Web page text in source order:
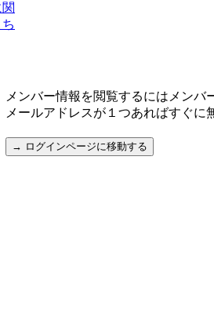
メンバー情報を閲覧するにはメン
メールアドレスが１つあればすぐに